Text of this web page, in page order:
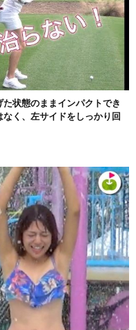
状態のままインパクトでき
く、左サイドをしっかり回